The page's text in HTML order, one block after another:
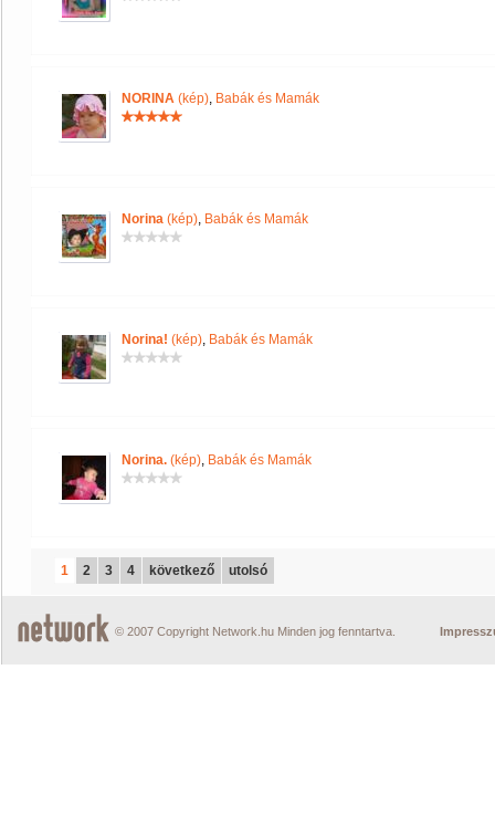
NORINA (kép), Babák és Mamák
Norina (kép), Babák és Mamák
Norina! (kép), Babák és Mamák
Norina. (kép), Babák és Mamák
1 2 3 4 következő utolsó
© 2007 Copyright Network.hu Minden jog fenntartva.